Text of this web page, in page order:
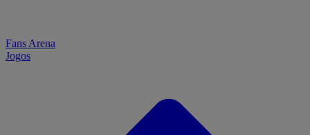
Fans Arena
Jogos